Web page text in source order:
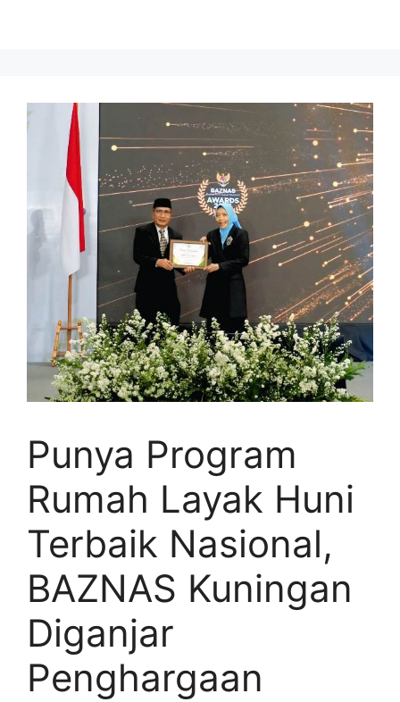
Punya Program
Rumah Layak Huni
Terbaik Nasional,
BAZNAS Kuningan
Diganjar
Penghargaan